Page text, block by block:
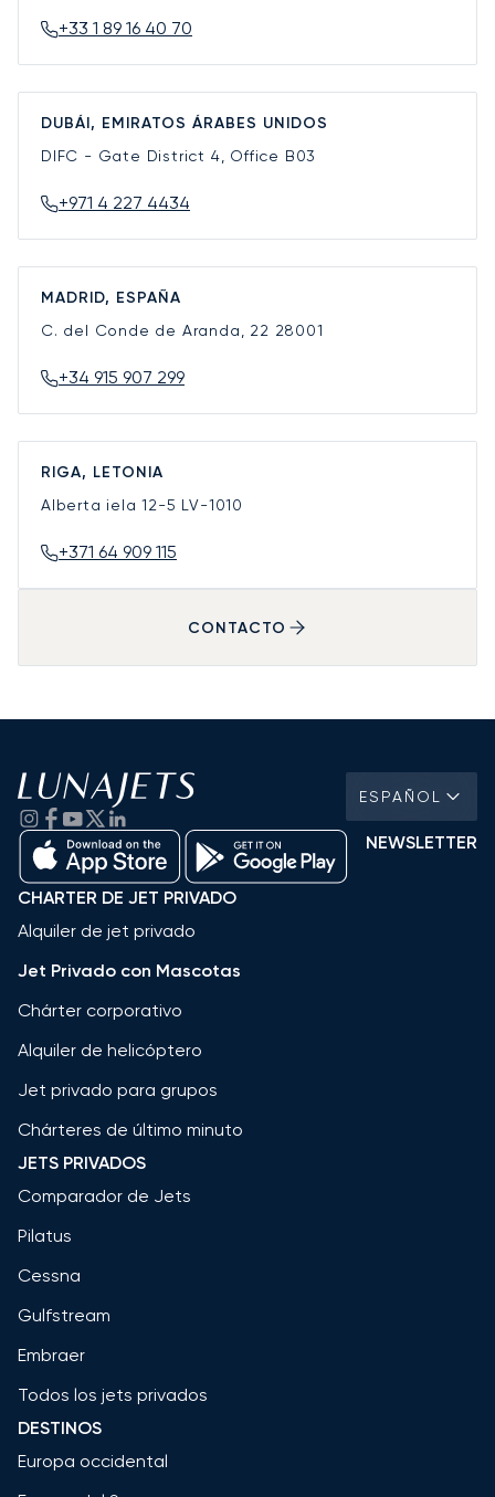
+33 1 89 16 40 70
DUBÁI, EMIRATOS ÁRABES UNIDOS
DIFC - Gate District 4, Office B03
+971 4 227 4434
MADRID, ESPAÑA
C. del Conde de Aranda, 22 28001
+34 915 907 299
RIGA, LETONIA
Alberta iela 12-5 LV-1010
+371 64 909 115
CONTACTO
ESPAÑOL
NEWSLETTER
CHARTER DE JET PRIVADO
Alquiler de jet privado
Jet Privado con Mascotas
Chárter corporativo
Alquiler de helicóptero
Jet privado para grupos
Chárteres de último minuto
JETS PRIVADOS
Comparador de Jets
Pilatus
Cessna
Gulfstream
Embraer
Todos los jets privados
DESTINOS
Europa occidental